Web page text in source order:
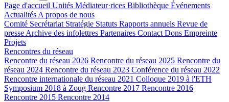
Page d'accueil Unités Médiateur·rices Bibliothèque Événements
Actualités A propos de nous
Comité Secrétariat Stratégie Statuts Rapports annuels Revue de
presse Archive des infolettres Partenaires Contact Dons Empreinte
Projets
Rencontres du réseau
Rencontre du réseau 2026 Rencontre du réseau 2025 Rencontre du
réseau 2024 Rencontre du réseau 2023 Conférence du réseau 2022
Rencontre internationale du réseau 2021 Colloque 2019 à l'ETH
Symposium 2018 à Zoug Rencontre 2017 Rencontre 2016
Rencontre 2015 Rencontre 2014